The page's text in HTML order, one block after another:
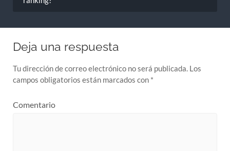
Deja una respuesta
Tu dirección de correo electrónico no será publicada. Los
campos obligatorios están marcados con *
Comentario